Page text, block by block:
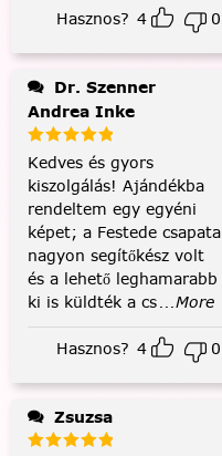
Hasznos? 4 0
Andrea Inke
Kedves és gyors
kiszolgálás! Ajándékba
rendeltem egy egyéni
képet; a Festede csapata
nagyon segítőkész volt
és a lehető leghamarabb
ki is küldték a cs...More
Hasznos? 4 0
Zsuzsa